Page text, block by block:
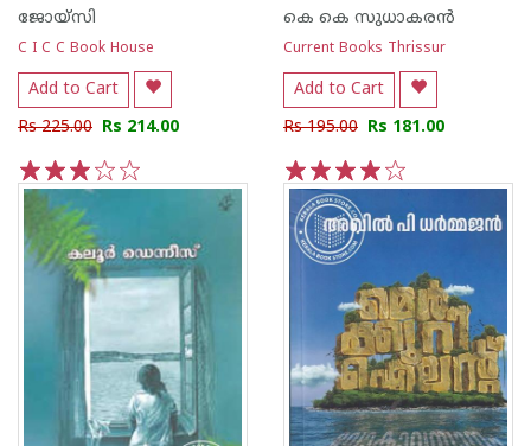
ജോയ്‌സി
C I C C Book House
Add to Cart
Rs 225.00 Rs 214.00
5
4
3
2
1
കെ കെ സുധാകര‌ന്‍
Current Books Thrissur
Add to Cart
Rs 195.00 Rs 181.00
5
4
3
2
1